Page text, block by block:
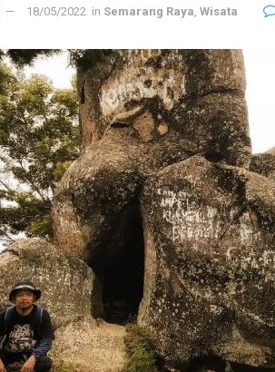
18/05/2022 in Semarang Raya Wisata